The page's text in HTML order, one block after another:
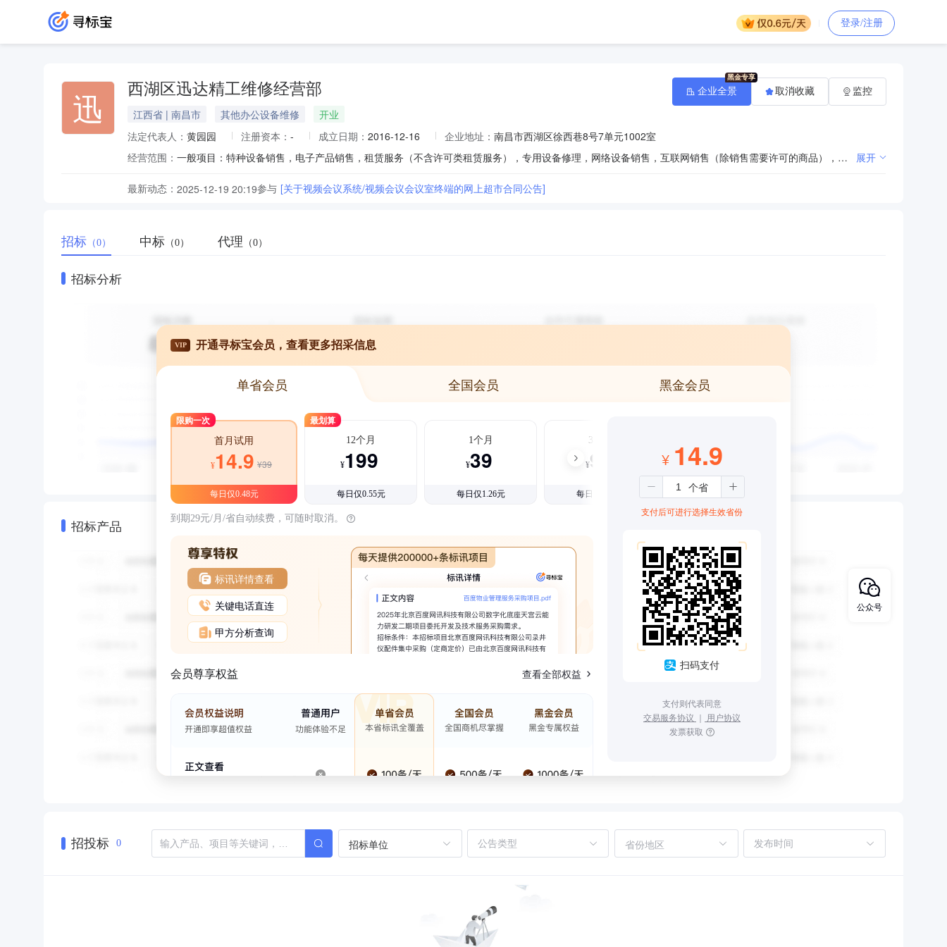
登录/注册
迅 西湖区迅达精工维修经营部
江西省 | 南昌市 其他办公设备维修
开业
法定代表人： 黄园园 注册资本： - 成立日期： 2016-12-16 企业地址： 南昌市西湖区徐西巷8号7单元1002室
经营范围：
一般项目：特种设备销售，电子产品销售，租赁服务（不含许可类租赁服务），专用设备修理，网络设备销售，互联网销售（除销售需要许可的商品），卫星移动通信终端销售，农、林、牧、副、渔业专业机械的销售，电池零配件销售，信息安全设备销售，计算机软硬件及辅助设备零售，个人互联网直播服务，信息技术咨询服务，智能输配电及控制设备销售，电气信号设备装置销售，导航、测绘、气象及海洋专用仪器销售，办公设备销售，机械电气设备销售，广播影视设备销售，通讯设备销售，智能家庭消费设备销售，电车销售，汽车零配件零售，轨道交通专用设备、关键系统及部件销售，五金产品零售，仪器仪表销售，智能仪器仪表销售，体育用品及器材零售，第一类医疗器械销售，金属切削机床销售（除依法须经批准的项目外，凭营业执照依法自主开展经营活动） 展开
最新动态： 2025-12-19 20:19参与 [关于视频会议系统/视频会议会议室终端的网上超市合同公告]
企业全景 取消收藏 监控
招标 （0） 中标 （0） 代理 （0）
招标分析
招标产品
VIP 开通寻标宝会员，查看更多招采信息
单省会员 全国会员 黑金会员
限购一次
首月试用
¥14.9 ¥39
每日仅0.48元
最划算
12个月
¥199
每日仅0.55元
1个月
¥39
每日仅1.26元
3个月
¥99
每日仅1.08元
到期29元/月/省自动续费，可随时取消。
标讯详情查看
关键电话直连
甲方分析查询
会员尊享权益 查看全部权益
¥ 14.9
支付后可进行选择生效省份
扫码支付
支付则代表同意
交易服务协议 ｜ 用户协议
发票获取
招投标 0 招标单位 省份地区
公众号